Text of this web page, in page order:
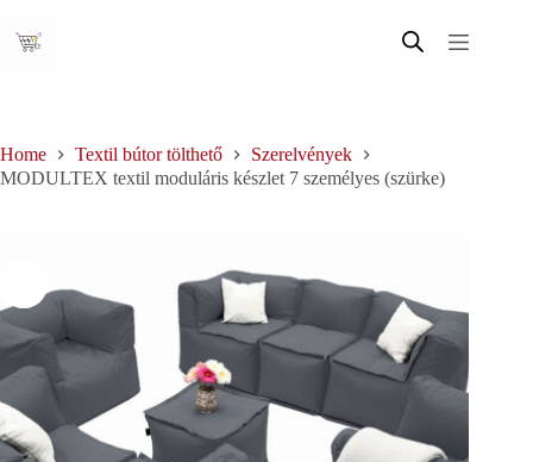
content
Home Textil bútor tölthető
Szerelvények
MODULTEX textil moduláris készlet 7 személyes (szürke)